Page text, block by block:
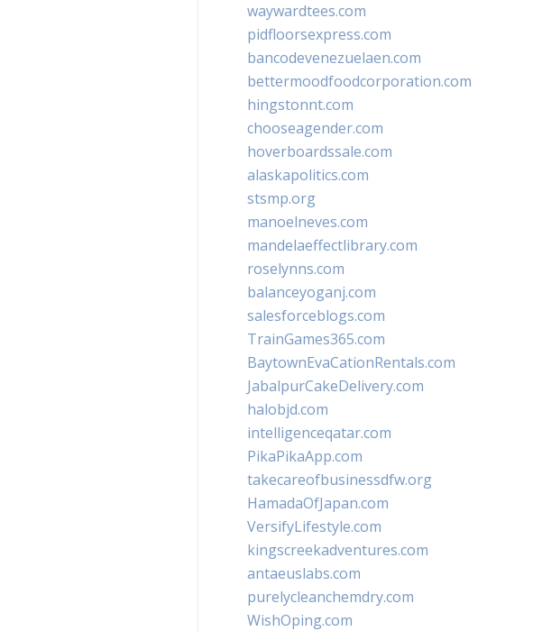
waywardtees.com
pidfloorsexpress.com
bancodevenezuelaen.com
bettermoodfoodcorporation.com
hingstonnt.com
chooseagender.com
hoverboardssale.com
alaskapolitics.com
stsmp.org
manoelneves.com
mandelaeffectlibrary.com
roselynns.com
balanceyoganj.com
salesforceblogs.com
TrainGames365.com
BaytownEvaCationRentals.com
JabalpurCakeDelivery.com
halobjd.com
intelligenceqatar.com
PikaPikaApp.com
takecareofbusinessdfw.org
HamadaOfJapan.com
VersifyLifestyle.com
kingscreekadventures.com
antaeuslabs.com
purelycleanchemdry.com
WishOping.com